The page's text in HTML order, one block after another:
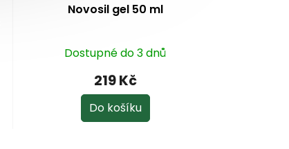
Novosil gel 50 ml
Dostupné do 3 dnů
219 Kč
Do košíku